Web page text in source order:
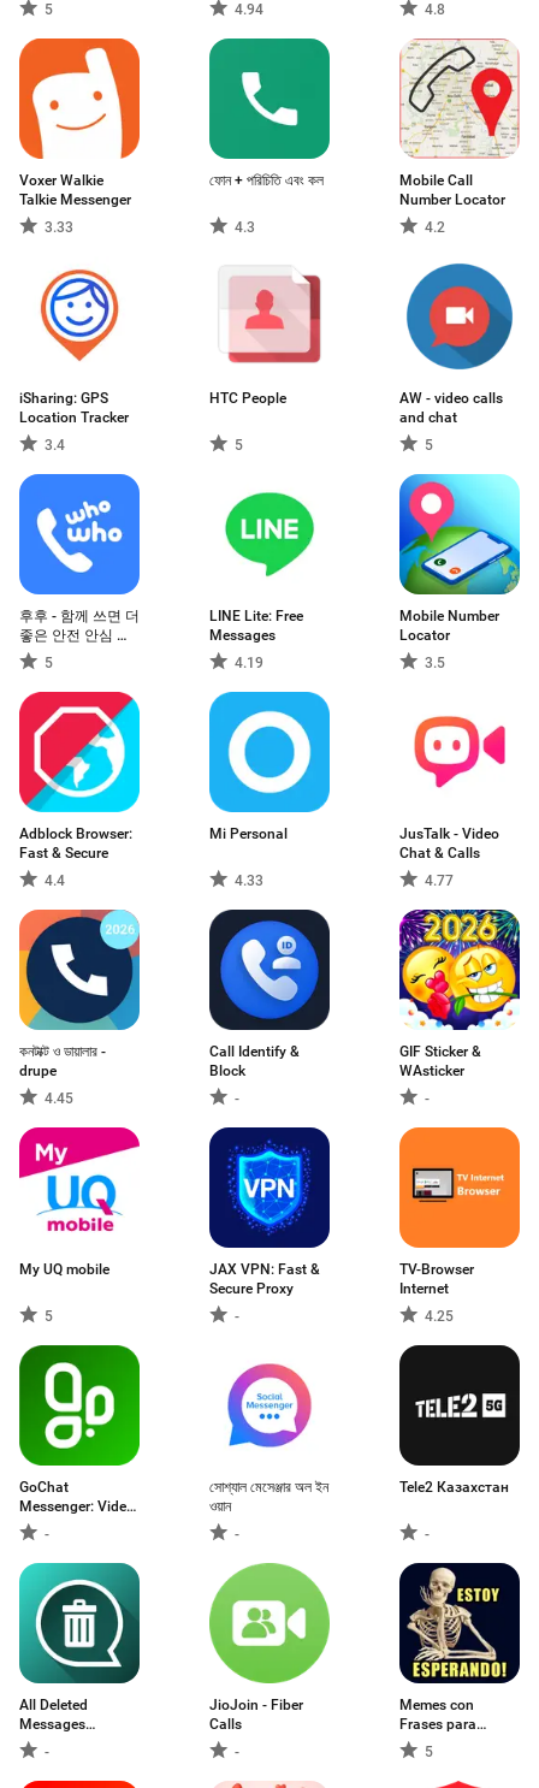
5
4.94
4.8
Voxer Walkie
Talkie Messenger
3.33
ফোন + পরিচিতি এবং কল
4.3
Mobile Call
Number Locator
4.2
iSharing: GPS
Location Tracker
3.4
HTC People
5
AW - video calls
and chat
5
후후 - 함께 쓰면 더
좋은 안전 안심 서
비스5
LINE Lite: Free
Messages
4.19
Mobile Number
Locator
3.5
Adblock Browser:
Fast & Secure
4.4
Mi Personal
4.33
JusTalk - Video
Chat & Calls
4.77
কনটাক্ট ও ডায়ালার -
drupe
4.45
Call Identify &
Block
-
GIF Sticker &
WAsticker
-
My UQ mobile
5
JAX VPN: Fast &
Secure Proxy
-
TV-Browser
Internet
4.25
GoChat
Messenger: Video
Calls-
সোশ্যাল মেসেঞ্জার অল ইন
ওয়ান
-
Tele2 Казахстан
-
All Deleted
Messages
Recovery
-
JioJoin - Fiber
Calls
-
Memes con
Frases para
WhatsApp
5